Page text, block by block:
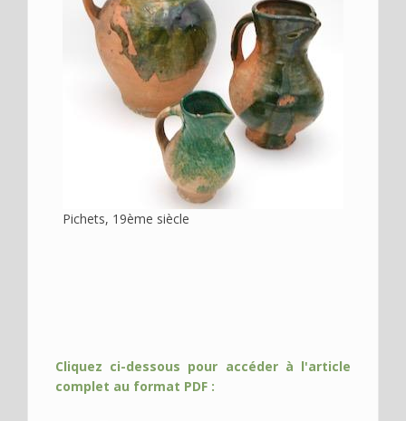
Pichets, 19ème siècle
Cliquez ci-dessous pour accéder à l'article
complet au format PDF :